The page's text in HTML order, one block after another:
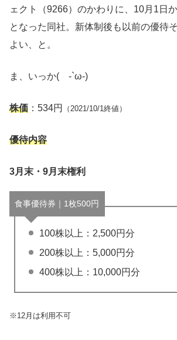
ェクト（9266）のかわりに、10月1日
となった同社。新体制後も以前の優待
よい、と。
ま、いっか( -`ω-)
株価 ：534円 （2021/10/1終値）
優待内容
3月末・9月末権利
食事優待券｜1枚500円
100株以上：2,500円分
200株以上：5,000円分
400株以上：10,000円分
※12月は利用不可